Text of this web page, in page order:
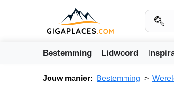
Bestemming Lidwoord
Jouw manier: Bestemming